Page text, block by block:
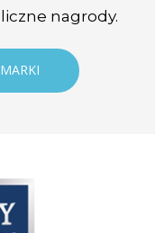
nagrody.